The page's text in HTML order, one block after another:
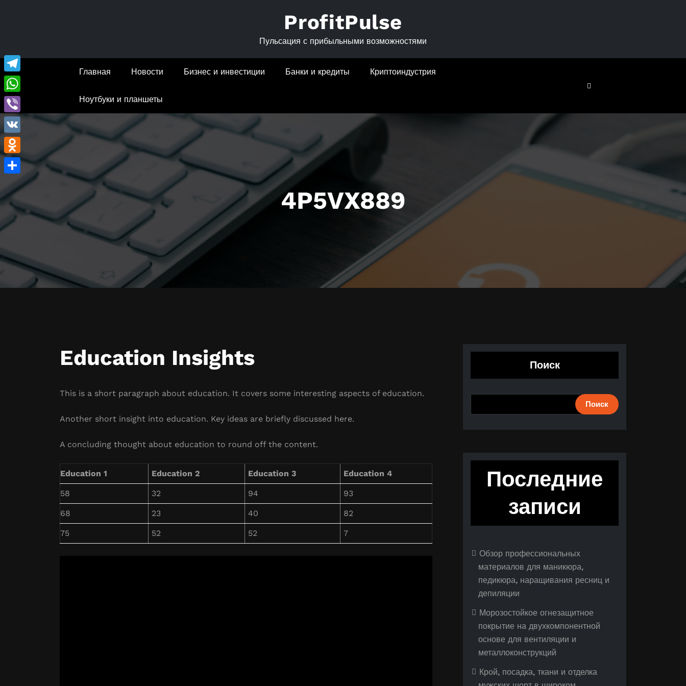
ProfitPulse
Пульсация с прибыльными возможностями
Главная Новости Бизнес и инвестиции Банки и кредиты Криптоиндустрия
Ноутбуки и планшеты
4P5VX889
Education Insights
This is a short paragraph about education. It covers some interesting aspects of education.
Another short insight into education. Key ideas are briefly discussed here.
A concluding thought about education to round off the content.
Education 1 Education 2 Education 3 Education 4
58 32 94 93
68 23 40 82
75 52 52 7
Поиск
Поиск
Последние
записи
Обзор профессиональных
материалов для маникюра,
педикюра, наращивания ресниц и
депиляции
Морозостойкое огнезащитное
покрытие на двухкомпонентной
основе для вентиляции и
металлоконструкций
Крой, посадка, ткани и отделка
Telegram
WhatsApp
Viber
VK
Odnoklassniki
Отправить